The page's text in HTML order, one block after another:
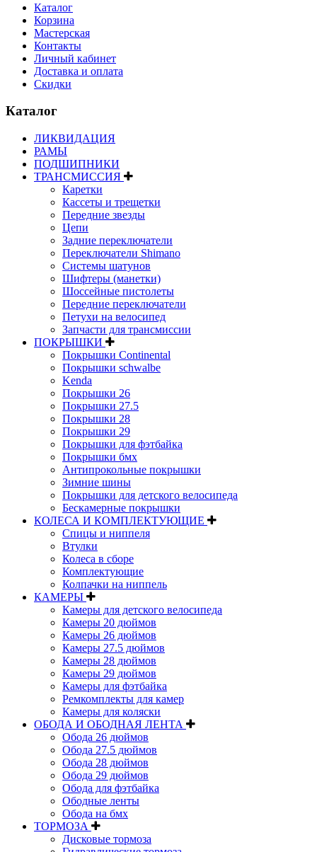
Каталог
Корзина
Мастерская
Контакты
Личный кабинет
Доставка и оплата
Скидки
Каталог
ЛИКВИДАЦИЯ
РАМЫ
ПОДШИПНИКИ
ТРАНСМИССИЯ
Каретки
Кассеты и трещетки
Передние звезды
Цепи
Задние переключатели
Переключатели Shimano
Системы шатунов
Шифтеры (манетки)
Шоссейные пистолеты
Передние переключатели
Петухи на велосипед
Запчасти для трансмиссии
ПОКРЫШКИ
Покрышки Continental
Покрышки schwalbe
Kenda
Покрышки 26
Покрышки 27.5
Покрышки 28
Покрышки 29
Покрышки для фэтбайка
Покрышки бмх
Антипрокольные покрышки
Зимние шины
Покрышки для детского велосипеда
Бескамерные покрышки
КОЛЕСА И КОМПЛЕКТУЮЩИЕ
Спицы и ниппеля
Втулки
Колеса в сборе
Комплектующие
Колпачки на ниппель
КАМЕРЫ
Камеры для детского велосипеда
Камеры 20 дюймов
Камеры 26 дюймов
Камеры 27.5 дюймов
Камеры 28 дюймов
Камеры 29 дюймов
Камеры для фэтбайка
Ремкомплекты для камер
Камеры для коляски
ОБОДА И ОБОДНАЯ ЛЕНТА
Обода 26 дюймов
Обода 27.5 дюймов
Обода 28 дюймов
Обода 29 дюймов
Обода для фэтбайка
Ободные ленты
Обода на бмх
ТОРМОЗА
Дисковые тормоза